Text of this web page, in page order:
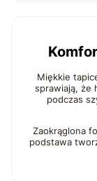
Miękkie
sprawiają, że
podczas
Zaokrąglona
podstawa